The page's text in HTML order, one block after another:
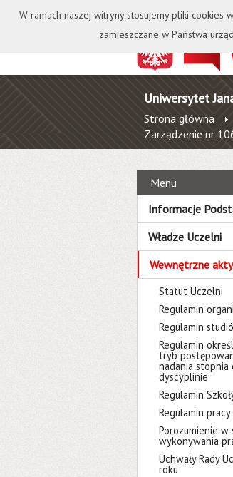
Uniwersytet
Strona główna
Zarządzenie nr
Menu
Informacje
Władze Uczelni
Wewnętrzne
Statut Uczelni
Regulamin
Regulamin
Regulamin
tryb
nadania
dyscyplinie
Regulamin
Regulamin pracy
Porozumienie w
wykonywania
Uchwały Rady
roku
W ramach naszej witryny stosujemy pliki cookies
zamieszczane w Państwa